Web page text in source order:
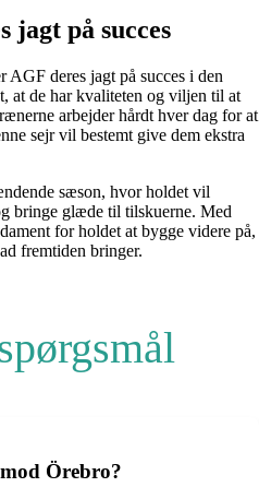
på succes
deres jagt på succes i den
at de har kvaliteten og viljen til at
arbejder hårdt hver dag for at
sejr vil bestemt give dem ekstra
sæson, hvor holdet vil
bringe glæde til tilskuerne. Med
for holdet at bygge videre på,
fremtiden bringer.
Örebro?